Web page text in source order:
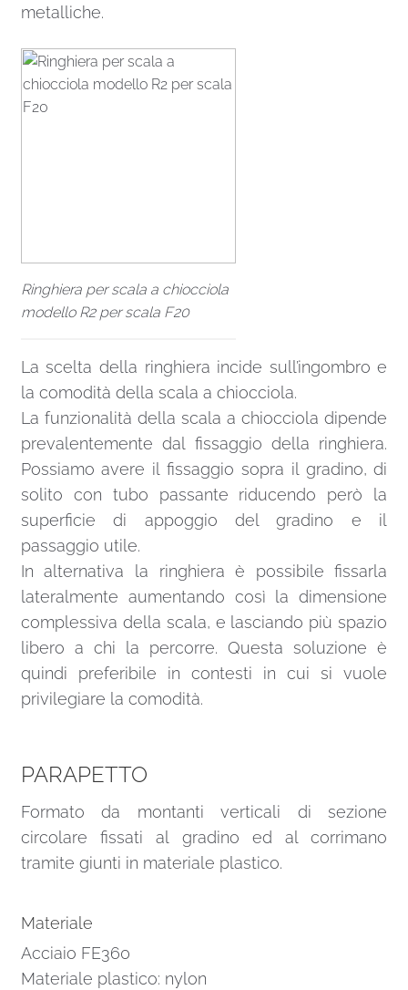
metalliche.
Ringhiera per scala a chiocciola
modello R2 per scala F20
La scelta della ringhiera incide sull’ingombro e
la comodità della scala a chiocciola.
La funzionalità della scala a chiocciola dipende
prevalentemente dal fissaggio della ringhiera.
Possiamo avere il fissaggio sopra il gradino, di
solito con tubo passante riducendo però la
superficie di appoggio del gradino e il
passaggio utile.
In alternativa la ringhiera è possibile fissarla
lateralmente aumentando così la dimensione
complessiva della scala, e lasciando più spazio
libero a chi la percorre. Questa soluzione è
quindi preferibile in contesti in cui si vuole
privilegiare la comodità.
PARAPETTO
Formato da montanti verticali di sezione
circolare fissati al gradino ed al corrimano
tramite giunti in materiale plastico.
Materiale
Acciaio FE360
Materiale plastico: nylon